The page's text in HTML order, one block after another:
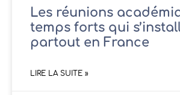
Les réunions
temps forts qui
partout en France
LIRE LA SUITE »